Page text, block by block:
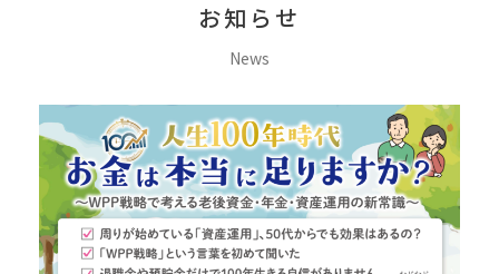
お知らせ
News